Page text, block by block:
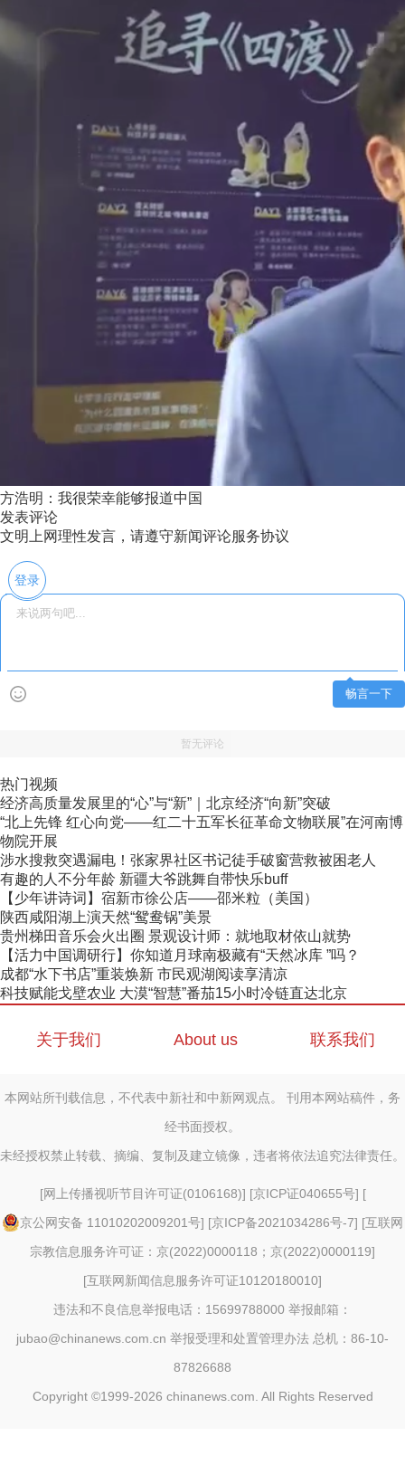
方浩明：我很荣幸能够报道中国
发表评论
文明上网理性发言，请遵守新闻评论服务协议
登录
畅言一下
暂无评论
热门视频
经济高质量发展里的“心”与“新”｜北京经济“向新”突破
“北上先锋 红心向党——红二十五军长征革命文物联展”在河南博
物院开展
涉水搜救突遇漏电！张家界社区书记徒手破窗营救被困老人
有趣的人不分年龄 新疆大爷跳舞自带快乐buff
【少年讲诗词】宿新市徐公店——邵米粒（美国）
陕西咸阳湖上演天然“鸳鸯锅”美景
贵州梯田音乐会火出圈 景观设计师：就地取材依山就势
【活力中国调研行】你知道月球南极藏有“天然冰库 ”吗？
成都“水下书店”重装焕新 市民观湖阅读享清凉
科技赋能戈壁农业 大漠“智慧”番茄15小时冷链直达北京
关于我们 About us 联系我们
本网站所刊载信息，不代表中新社和中新网观点。 刊用本网站稿件，务
经书面授权。
未经授权禁止转载、摘编、复制及建立镜像，违者将依法追究法律责任。
[网上传播视听节目许可证(0106168)] [京ICP证040655号] [
京公网安备 11010202009201号] [京ICP备2021034286号-7] [互联网
宗教信息服务许可证：京(2022)0000118；京(2022)0000119]
[互联网新闻信息服务许可证10120180010]
违法和不良信息举报电话：15699788000 举报邮箱：
jubao@chinanews.com.cn 举报受理和处置管理办法 总机：86-10-
87826688
Copyright ©1999-2026 chinanews.com. All Rights Reserved